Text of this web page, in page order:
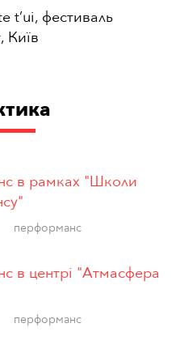
t’ui, фестиваль
Київ
в рамках "Школи
перформанс
в центрі "Атмасфера
перформанс